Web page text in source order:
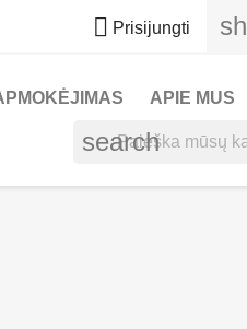
 Prisijungti
APIE MUS
search